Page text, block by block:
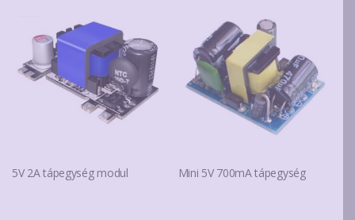
5V 2A tápegység modul Mini 5V 700mA tápegység